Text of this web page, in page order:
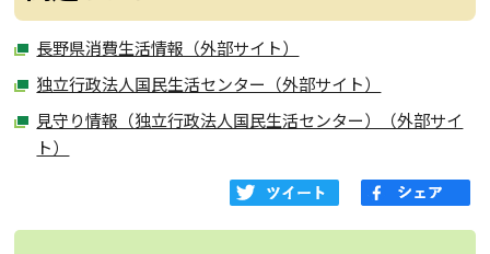
長野県消費生活情報（外部サイト）
独立行政法人国民生活センター（外部サイト）
見守り情報（独立行政法人国民生活センター）（外部サイ
ト）